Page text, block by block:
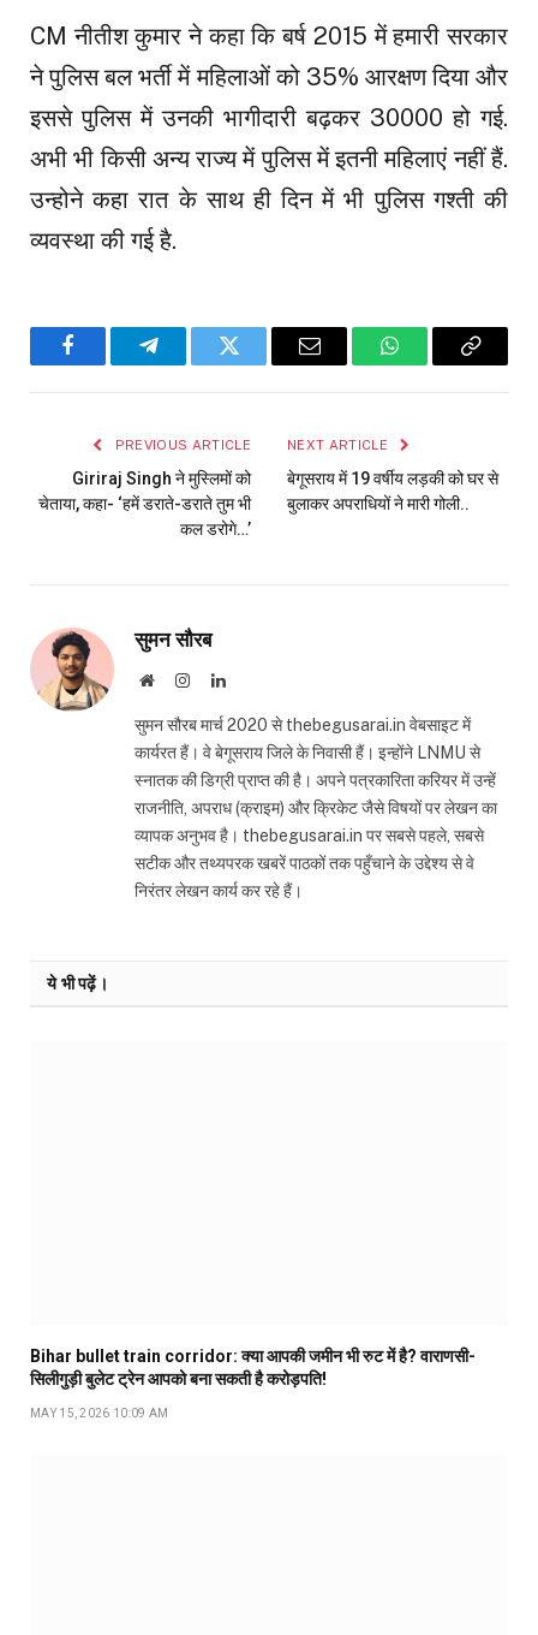
CM नीतीश कुमार ने कहा कि बर्ष 2015 में हमारी सरकार
ने पुलिस बल भर्ती में महिलाओं को 35% आरक्षण दिया और
इससे पुलिस में उनकी भागीदारी बढ़कर 30000 हो गई.
अभी भी किसी अन्य राज्य में पुलिस में इतनी महिलाएं नहीं हैं.
उन्होने कहा रात के साथ ही दिन में भी पुलिस गश्ती की
व्यवस्था की गई है.
FacebookTelegramTwitter Email WhatsAppCopy
PREVIOUS ARTICLE
Giriraj Singh ने मुस्लिमों को
चेताया, कहा- ‘हमें डराते-डराते तुम भी
कल डरोगे…’
NEXT ARTICLE
बेगूसराय में 19 वर्षीय लड़की को घर से
बुलाकर अपराधियों ने मारी गोली..
सुमन सौरब
WebsiteInstagramLinkedIn
सुमन सौरब मार्च 2020 से thebegusarai.in वेबसाइट में
कार्यरत हैं। वे बेगूसराय जिले के निवासी हैं। इन्होंने LNMU से
स्नातक की डिग्री प्राप्त की है। अपने पत्रकारिता करियर में उन्हें
राजनीति, अपराध (क्राइम) और क्रिकेट जैसे विषयों पर लेखन का
व्यापक अनुभव है। thebegusarai.in पर सबसे पहले, सबसे
सटीक और तथ्यपरक खबरें पाठकों तक पहुँचाने के उद्देश्य से वे
निरंतर लेखन कार्य कर रहे हैं।
ये भी पढ़ें।
Bihar bullet train corridor: क्या आपकी जमीन भी रुट में है? वाराणसी-
सिलीगुड़ी बुलेट ट्रेन आपको बना सकती है करोड़पति!
MAY 15, 2026 10:09 AM